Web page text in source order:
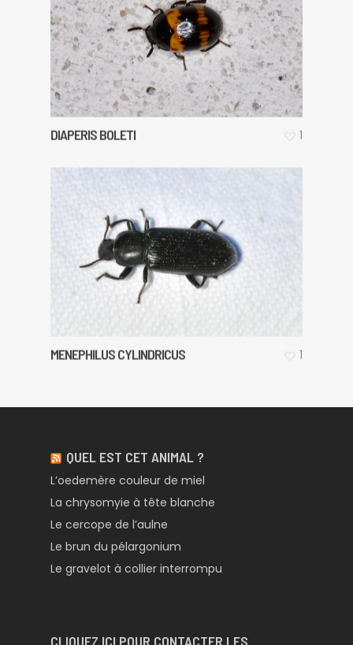
DIAPERIS BOLETI 1
MENEPHILUS CYLINDRICUS 1
QUEL EST CET ANIMAL ?
L’oedemère couleur de miel
La chrysomyie à tête blanche
Le cercope de l’aulne
Le brun du pélargonium
Le gravelot à collier interrompu
CLIQUEZ ICI POUR CONTACTER LES